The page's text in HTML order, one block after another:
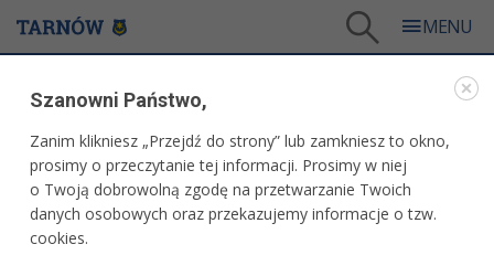
PROJEKTY I WYDARZENIA
Szanowni Państwo,
Zanim klikniesz „Przejdź do strony” lub zamkniesz to okno,
prosimy o przeczytanie tej informacji. Prosimy w niej
o Twoją dobrowolną zgodę na przetwarzanie Twoich
danych osobowych oraz przekazujemy informacje o tzw.
cookies.